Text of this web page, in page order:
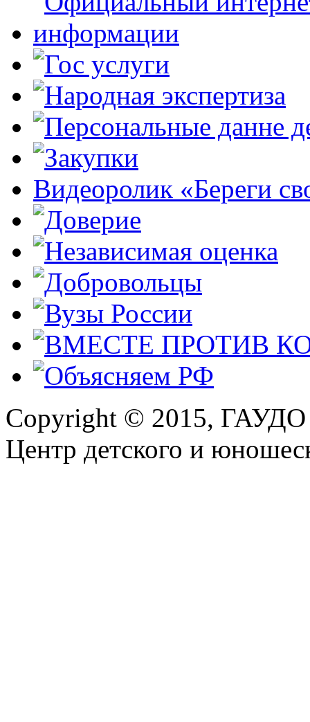
Видеоролик «Береги
Copyright © 2015, ГАУДО
Центр детского и